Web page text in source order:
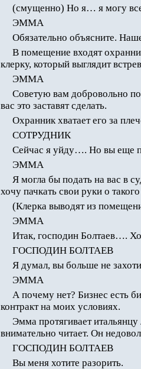
(смущенно) Но я… я могу
ЭММА
Обязательно объясните.
В помещение входят
клерку, который выглядит
ЭММА
Советую вам добровольно
вас это заставят сделать.
Охранник хватает его за
СОТРУДНИК
Сейчас я уйду…. Но вы еще
ЭММА
Я могла бы подать на вас в
хочу пачкать свои руки о
(Клерка выводят из
ЭММА
Итак, господин Болтаев….
ГОСПОДИН БОЛТАЕВ
Я думал, вы больше не
ЭММА
А почему нет? Бизнес есть
контракт на моих условиях.
Эмма протягивает
внимательно читает. Он
ГОСПОДИН БОЛТАЕВ
Вы меня хотите разорить.